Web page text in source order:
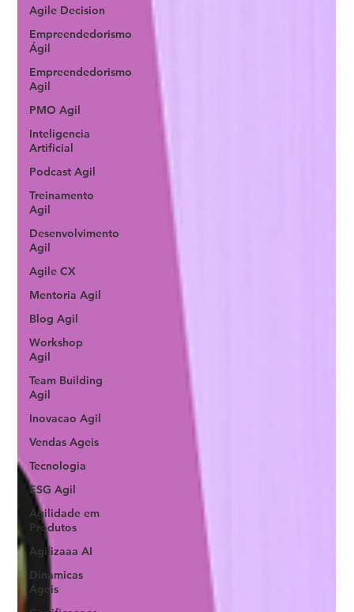
Agile Decision
Empreendedorismo
Ágil
Empreendedorismo
Agil
PMO Agil
Inteligencia
Artificial
Podcast Agil
Treinamento
Agil
Desenvolvimento
Agil
Agile CX
Mentoria Agil
Blog Agil
Workshop
Agil
Team Building
Agil
Inovacao Agil
Vendas Ageis
Tecnologia
ESG Agil
Agilidade em
Produtos
Agilizaaa AI
Dinamicas
Ageis